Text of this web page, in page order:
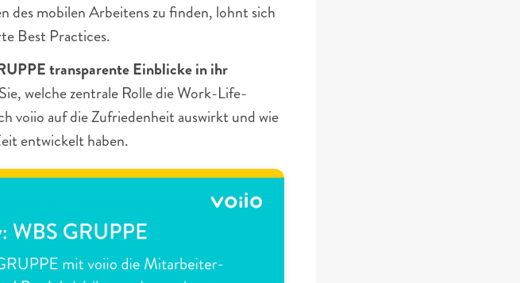
des mobilen Arbeitens zu finden, lohnt sich
Best Practices.
transparente Einblicke in ihr
welche zentrale Rolle die Work-Life-
voiio auf die Zufriedenheit auswirkt und wie
entwickelt haben.